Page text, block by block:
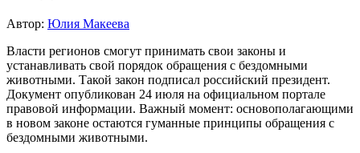
Автор: Юлия Макеева
Власти регионов смогут принимать свои законы и
устанавливать свой порядок обращения с бездомными
животными. Такой закон подписал российский президент.
Документ опубликован 24 июля на официальном портале
правовой информации. Важный момент: основополагающими
в новом законе остаются гуманные принципы обращения с
бездомными животными.